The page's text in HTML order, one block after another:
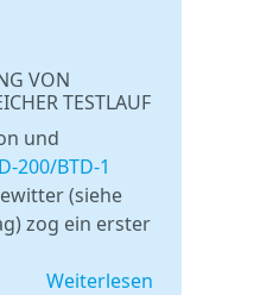
VON
TESTLAUF
und
200/BTD-1
(siehe
zog ein erster
Weiterlesen